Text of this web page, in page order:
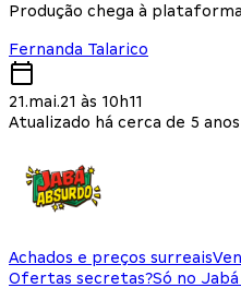
Produção chega à
Fernanda Talarico
21.mai.21 às 10h11
Atualizado há cerca de 5 anos
Achados e preços surreais
Ofertas secretas?Só no